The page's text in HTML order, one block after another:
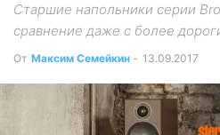
Старшие напольники серии
сравнение даже с более
От Максим Семейкин - 13.09.2017